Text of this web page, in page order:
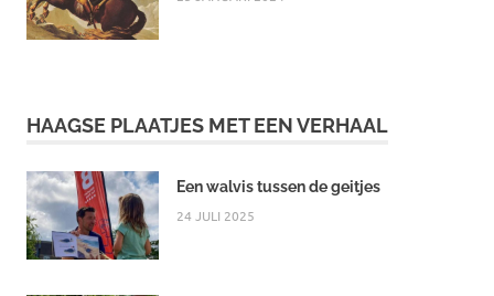
HAAGSE PLAATJES MET EEN VERHAAL
Een walvis tussen de geitjes
24 JULI 2025